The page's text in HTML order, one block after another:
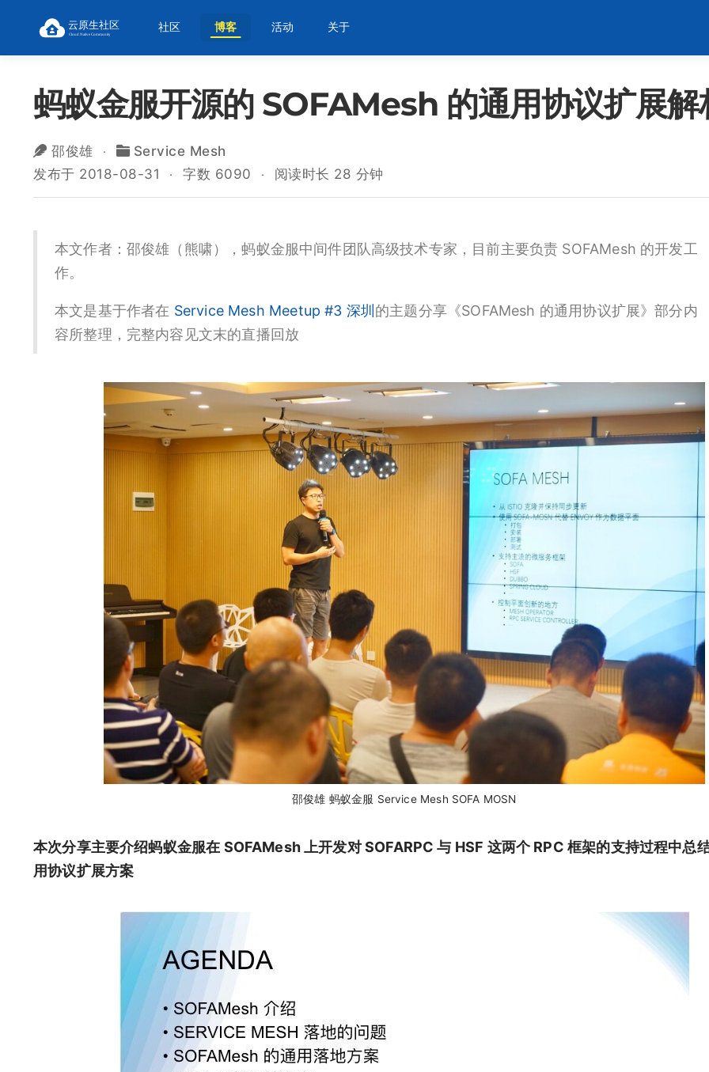
社区 博客 活动 关于
蚂蚁金服开源的 SOFAMesh 的通用协议扩展解
邵俊雄
Service Mesh
发布于 2018-08-31
字数 6090 阅读时长 28 分钟
本文作者：邵俊雄（熊啸），蚂蚁金服中间件团队高级技术专家，目前主要负责 SOFAMesh 的开发工
作。
本文是基于作者在 Service Mesh Meetup #3 深圳 的主题分享《SOFAMesh 的通用协议扩展》部分内
容所整理，完整内容见文末的直播回放
邵俊雄 蚂蚁金服 Service Mesh SOFA MOSN
本次分享主要介绍蚂蚁金服在 SOFAMesh 上开发对 SOFARPC 与 HSF 这两个 RPC 框架的支持过程中总
用协议扩展方案